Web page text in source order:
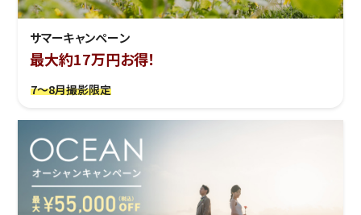
サマーキャンペーン
最大約17万円お得！
7～8月撮影限定